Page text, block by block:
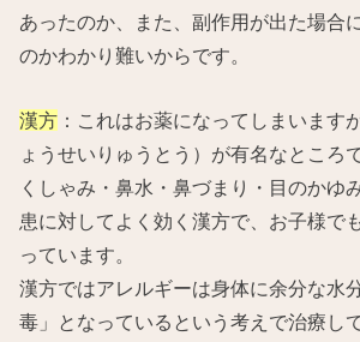
あったのか、また、副作用が出た場合
のかわかり難いからです。
漢方 ：これはお薬になってしまいます
ょうせいりゅうとう）が有名なところ
くしゃみ・鼻水・鼻づまり・目のかゆ
患に対してよく効く漢方で、お子様で
っています。
漢方ではアレルギーは身体に余分な水
毒」となっているという考えで治療し